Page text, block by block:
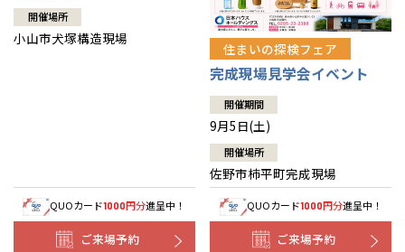
開催場所
小山市犬塚構造現場
QUOカード1000円分進呈中！
ご来場予約
住まいの探検フェア
完成現場見学会イベント
開催期間
9月5日(土)
開催場所
佐野市柿平町完成現場
QUOカード1000円分進呈中！
ご来場予約